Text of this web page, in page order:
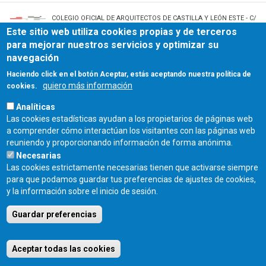
COLEGIO OFICIAL DE ARQUITECTOS DE CASTILLA Y LEÓN ESTE - C/
Miguel Íscar 17, 2º Dcha., 47001 Valladolid - TEL. 983 390 677 -
coacyle@coacyle.com
Este sitio web utiliza cookies propias y de terceros
para mejorar nuestros servicios y optimizar su
navegación
Haciendo click en el botón Aceptar, estás aceptando nuestra política de
cookies.
quiero más información
Analíticas
Las cookies estadísticas ayudan a los propietarios de páginas web
a comprender cómo interactúan los visitantes con las páginas web
reuniendo y proporcionando información de forma anónima.
Necesarias
Las cookies estrictamente necesarias tienen que activarse siempre
para que podamos guardar tus preferencias de ajustes de cookies,
y la información sobre el inicio de sesión.
Guardar preferencias
Aceptar todas las cookies